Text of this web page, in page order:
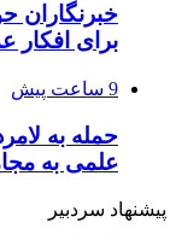
خبرنگاران
برای افکار
9 ساعت پیش
حمله به
علمی به
پیشنهاد سردبیر